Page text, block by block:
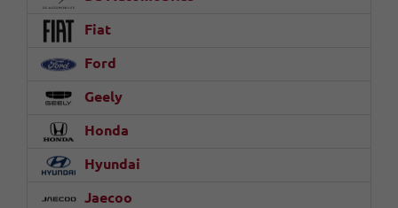
Fiat
Ford
Geely
Honda
Hyundai
Jaecoo